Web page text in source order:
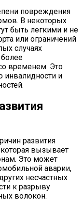
повреждения
В некоторых
быть легкими и не
или ограничений
случаях
временем. Это
инвалидности и
развития
которая вызывает
Это может
аварии,
несчастных
к разрыву
волокон.